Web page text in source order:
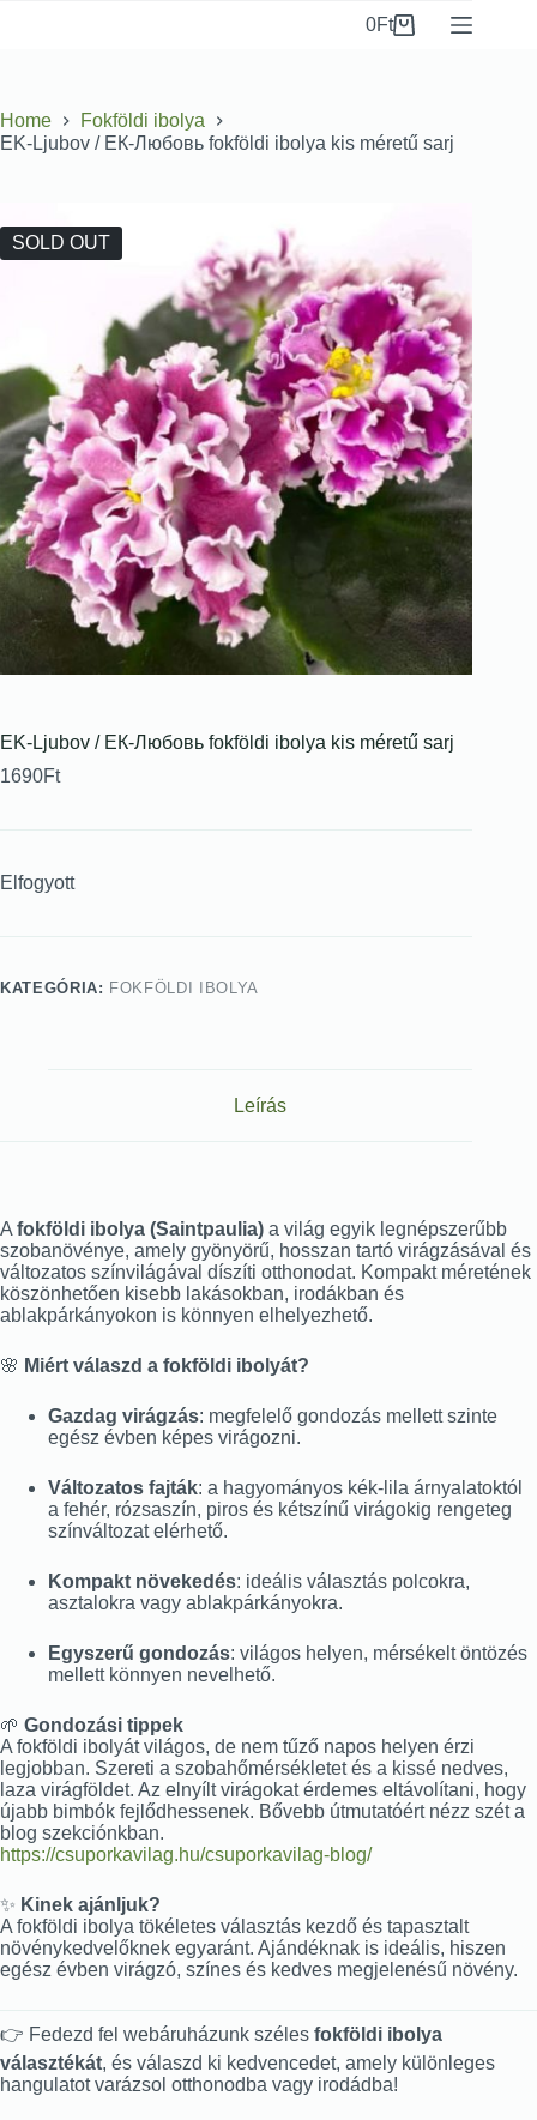
0Ft
Home
Fokföldi ibolya
EK-Ljubov / ЕК-Любовь fokföldi ibolya kis méretű sarj
SOLD OUT
EK-Ljubov / ЕК-Любовь fokföldi ibolya kis méretű sarj
1690Ft
Elfogyott
KATEGÓRIA: FOKFÖLDI IBOLYA
Leírás
A fokföldi ibolya (Saintpaulia) a világ egyik legnépszerűbb
szobanövénye, amely gyönyörű, hosszan tartó virágzásával és
változatos színvilágával díszíti otthonodat. Kompakt méretének
köszönhetően kisebb lakásokban, irodákban és
ablakpárkányokon is könnyen elhelyezhető.
🌸 Miért válaszd a fokföldi ibolyát?
Gazdag virágzás: megfelelő gondozás mellett szinte
egész évben képes virágozni.
Változatos fajták: a hagyományos kék-lila árnyalatoktól
a fehér, rózsaszín, piros és kétszínű virágokig rengeteg
színváltozat elérhető.
Kompakt növekedés: ideális választás polcokra,
asztalokra vagy ablakpárkányokra.
Egyszerű gondozás: világos helyen, mérsékelt öntözés
mellett könnyen nevelhető.
🌱 Gondozási tippek
A fokföldi ibolyát világos, de nem tűző napos helyen érzi
legjobban. Szereti a szobahőmérsékletet és a kissé nedves,
laza virágföldet. Az elnyílt virágokat érdemes eltávolítani, hogy
újabb bimbók fejlődhessenek. Bővebb útmutatóért nézz szét a
blog szekciónkban.
https://csuporkavilag.hu/csuporkavilag-blog/
✨ Kinek ajánljuk?
A fokföldi ibolya tökéletes választás kezdő és tapasztalt
növénykedvelőknek egyaránt. Ajándéknak is ideális, hiszen
egész évben virágzó, színes és kedves megjelenésű növény.
👉 Fedezd fel webáruházunk széles fokföldi ibolya
választékát, és válaszd ki kedvencedet, amely különleges
hangulatot varázsol otthonodba vagy irodádba!